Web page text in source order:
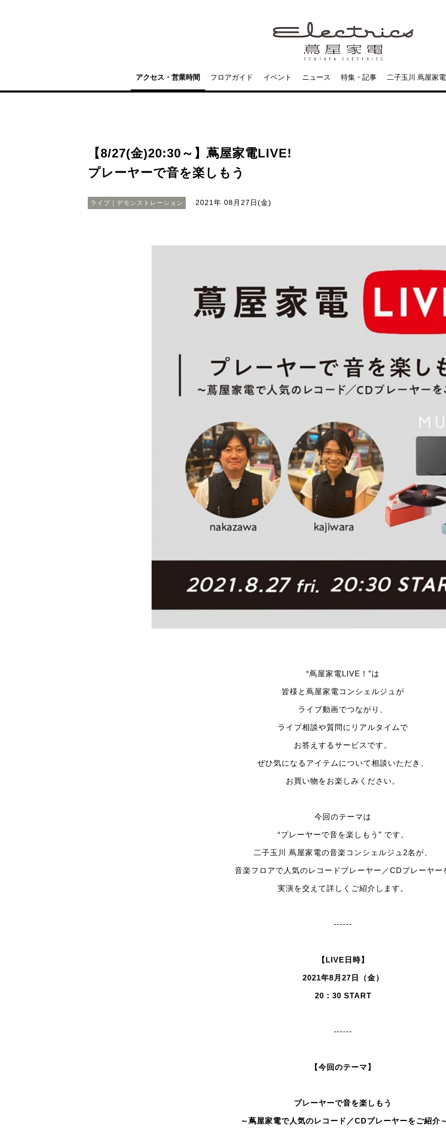
アクセス・営業時間 フロアガイド イベント ニュース 特集・記事 二子玉川 蔦屋家
【8/27(金)20:30～】蔦屋家電LIVE!
プレーヤーで音を楽しもう
ライブ｜デモンストレーション 2021年 08月27日(金)
“蔦屋家電LIVE！”は
皆様と蔦屋家電コンシェルジュが
ライブ動画でつながり、
ライブ相談や質問にリアルタイムで
お答えするサービスです。
ぜひ気になるアイテムについて相談いただき、
お買い物をお楽しみください。
今回のテーマは
“プレーヤーで音を楽しもう” です。
二子玉川 蔦屋家電の音楽コンシェルジュ2名が、
音楽フロアで人気のレコードプレーヤー／CDプレーヤー
実演を交えて詳しくご紹介します。
------
【LIVE日時】
2021年8月27日（金）
20：30 START
------
【今回のテーマ】
プレーヤーで音を楽しもう
～蔦屋家電で人気のレコード／CDプレーヤーをご紹介